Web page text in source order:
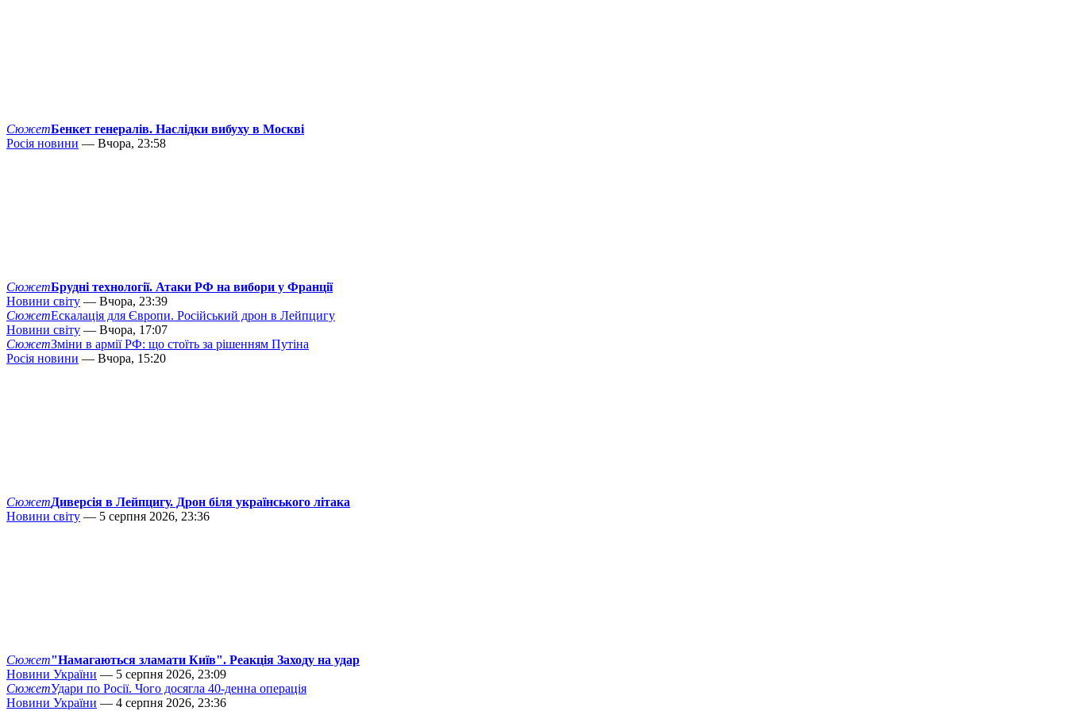
СюжетБенкет генералів. Наслідки вибуху в Москві
Росія новини — Вчора, 23:58
СюжетБрудні технології. Атаки РФ на вибори у Франції
Новини світу — Вчора, 23:39
СюжетЕскалація для Європи. Російський дрон в Лейпцигу
Новини світу — Вчора, 17:07
СюжетЗміни в армії РФ: що стоїть за рішенням Путіна
Росія новини — Вчора, 15:20
СюжетДиверсія в Лейпцигу. Дрон біля українського літака
Новини світу — 5 серпня 2026, 23:36
Сюжет"Намагаються зламати Київ". Реакція Заходу на удар
Новини України — 5 серпня 2026, 23:09
СюжетУдари по Росії. Чого досягла 40-денна операція
Новини України — 4 серпня 2026, 23:36